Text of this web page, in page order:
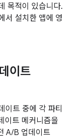
목적이 있습니다.
서 설치한 앱에 영
이트
이트 중에 각 파티
이트 메커니즘을
A/B 업데이트